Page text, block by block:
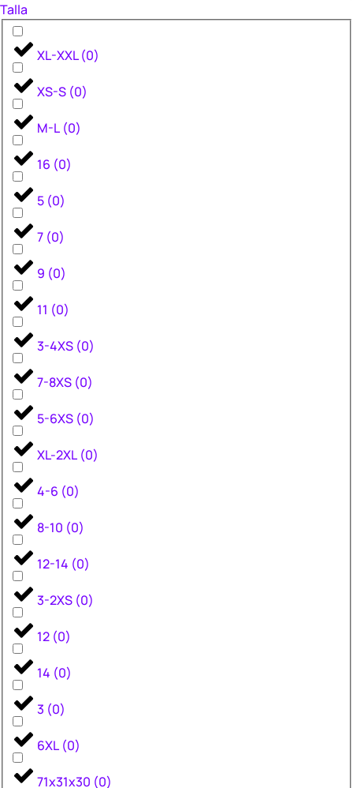
Talla
XL-XXL (0)
XS-S (0)
M-L (0)
16 (0)
5 (0)
7 (0)
9 (0)
11 (0)
3-4XS (0)
7-8XS (0)
5-6XS (0)
XL-2XL (0)
4-6 (0)
8-10 (0)
12-14 (0)
3-2XS (0)
12 (0)
14 (0)
3 (0)
6XL (0)
71x31x30 (0)